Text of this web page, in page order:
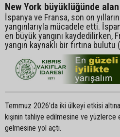
New York büyüklüğünde
İspanya ve Fransa, son on yılların
yangınlarıyla mücadele etti.
en büyük yangını kaydedilirken,
yangın kaynaklı bir fırtına
Temmuz 2026'da iki ülkeyi etkisi
kişinin tahliye edilmesine ve yüzlerce
gelmesine yol açtı.